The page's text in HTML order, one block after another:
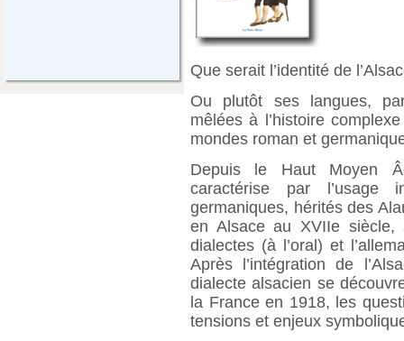
Que serait l’identité de
Ou plutôt ses langues,
mêlées à l’histoire
mondes roman et
Depuis le Haut Moyen
caractérise par l’usage
germaniques, hérités des
en Alsace au XVIIe siècle,
dialectes (à l’oral) et
Après l’intégration de
dialecte alsacien se
la France en 1918, les
tensions et enjeux